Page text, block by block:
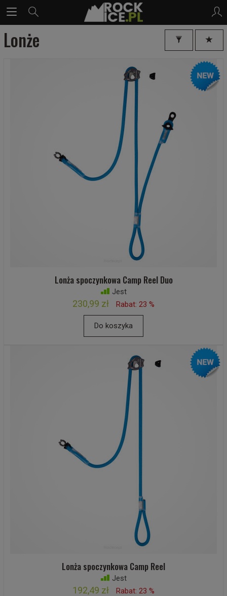
Lonże
Lonża spoczynkowa Camp Reel Duo
Jest
230,99 zł Rabat: 23 %
Do koszyka
Lonża spoczynkowa Camp Reel
Jest
192,49 zł Rabat: 23 %